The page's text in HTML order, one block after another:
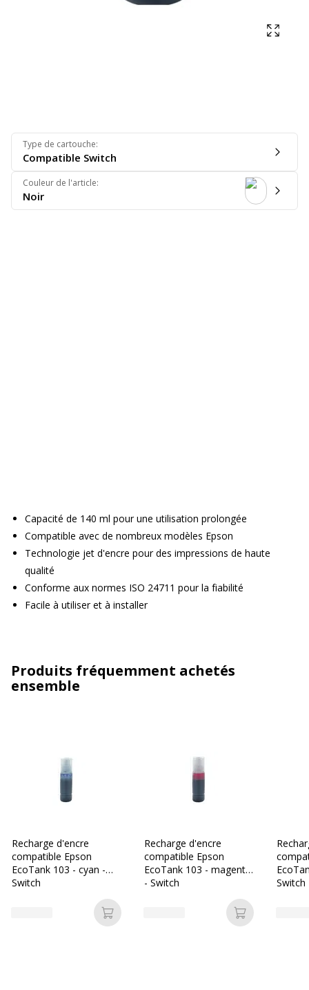
Type de cartouche:
Compatible Switch
Couleur de l'article:
Noir
Capacité de 140 ml pour une utilisation prolongée
Compatible avec de nombreux modèles Epson
Technologie jet d'encre pour des impressions de haute
qualité
Conforme aux normes ISO 24711 pour la fiabilité
Facile à utiliser et à installer
Produits fréquemment achetés
ensemble
Recharge d'encre
compatible Epson
EcoTank 103 - cyan -
Switch
Ajouter au panier
Recharge d'encre
compatible Epson
EcoTank 103 - magenta
- Switch
Ajouter au
Switch